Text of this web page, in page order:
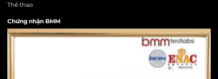
Thể thao
Chứng nhận BMM